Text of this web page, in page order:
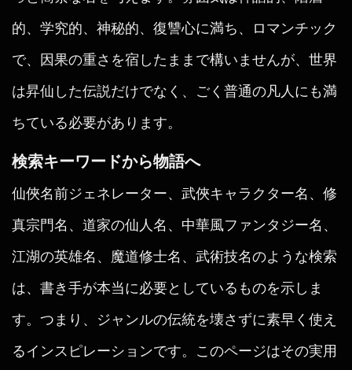
的、学究的、神秘的、復讐心に満ち、ロマンチック
で、因果の重さを宿したままで構いませんが、世界
は昇仙した伝説だけでなく、ごく普通の凡人にも満
ちている必要があります。
検索キーワードから物語へ
仙俠名前ジェネレーター、武俠キャラクター名、修
真宗門名、道家の仙人名、中華風ファンタジー名、
江湖の英雄名、魔道修士名、武術技名のような検索
は、書き手が本当に必要としているものを示しま
す。つまり、ジャンルの伝統を壊さずに素早く使え
るインスピレーションです。このページはその実用